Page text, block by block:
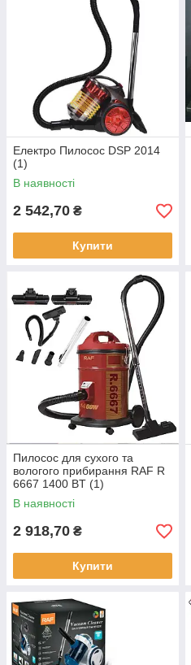
Електро Пилосос DSP 2014
(1)
В наявності
2 542,70 ₴
Купити
Пилосос для сухого та
вологого прибирання RAF R
6667 1400 BT (1)
В наявності
2 918,70 ₴
Купити